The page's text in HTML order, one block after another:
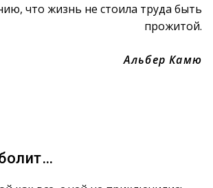
что жизнь не стоила труда быть
прожитой.
Альбер Камю